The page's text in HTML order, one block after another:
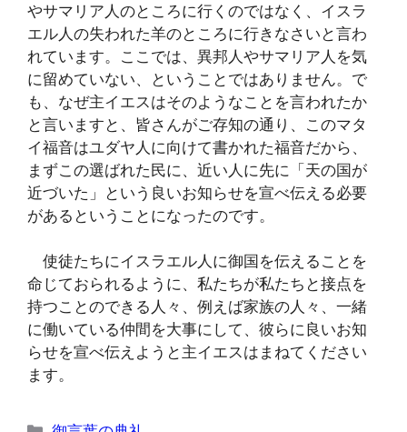
やサマリア人のところに行くのではなく、イスラ
エル人の失われた羊のところに行きなさいと言わ
れています。ここでは、異邦人やサマリア人を気
に留めていない、ということではありません。で
も、なぜ主イエスはそのようなことを言われたか
と言いますと、皆さんがご存知の通り、このマタ
イ福音はユダヤ人に向けて書かれた福音だから、
まずこの選ばれた民に、近い人に先に「天の国が
近づいた」という良いお知らせを宣べ伝える必要
があるということになったのです。
使徒たちにイスラエル人に御国を伝えることを
命じておられるように、私たちが私たちと接点を
持つことのできる人々、例えば家族の人々、一緒
に働いている仲間を大事にして、彼らに良いお知
らせを宣べ伝えようと主イエスはまねてください
ます。
カ